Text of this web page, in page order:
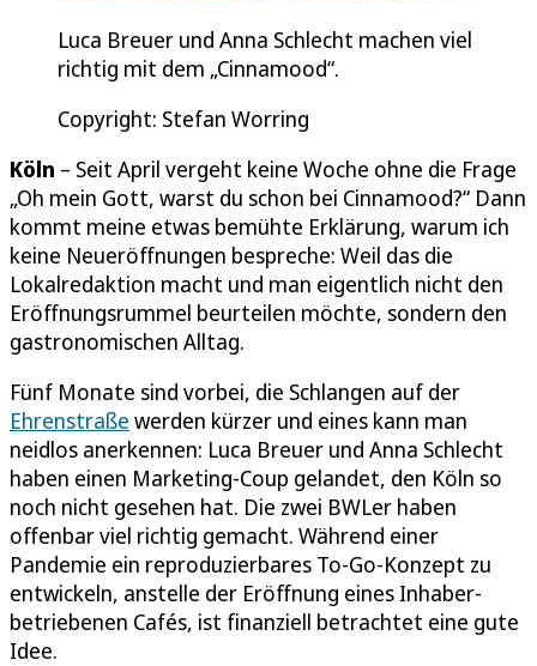
Luca Breuer und Anna Schlecht machen viel
richtig mit dem „Cinnamood“.
Copyright: Stefan Worring
Köln – Seit April vergeht keine Woche ohne die Frage
„Oh mein Gott, warst du schon bei Cinnamood?“ Dann
kommt meine etwas bemühte Erklärung, warum ich
keine Neueröffnungen bespreche: Weil das die
Lokalredaktion macht und man eigentlich nicht den
Eröffnungsrummel beurteilen möchte, sondern den
gastronomischen Alltag.
Fünf Monate sind vorbei, die Schlangen auf der
Ehrenstraße werden kürzer und eines kann man
neidlos anerkennen: Luca Breuer und Anna Schlecht
haben einen Marketing-Coup gelandet, den Köln so
noch nicht gesehen hat. Die zwei BWLer haben
offenbar viel richtig gemacht. Während einer
Pandemie ein reproduzierbares To-Go-Konzept zu
entwickeln, anstelle der Eröffnung eines Inhaber-
betriebenen Cafés, ist finanziell betrachtet eine gute
Idee.